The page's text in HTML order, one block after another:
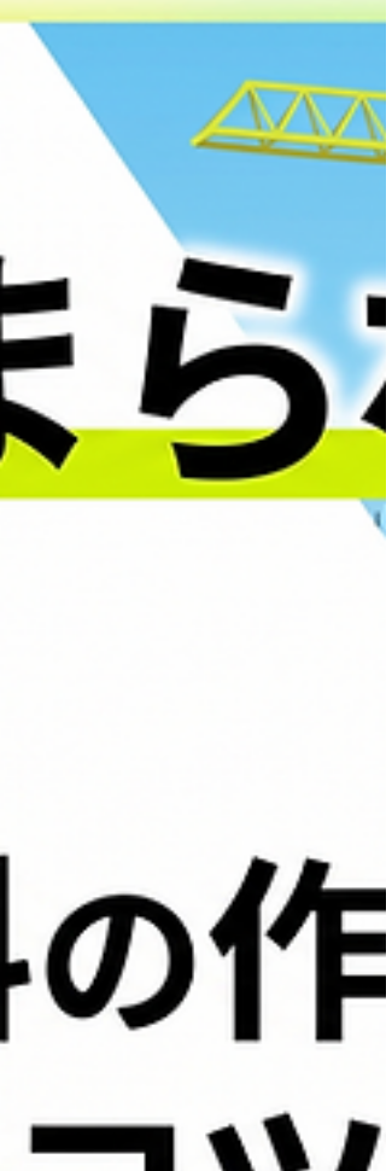
どうすればいいの？」 現場の安全を守り、
品質を保ち、工程を管理するだけでも大変
のに、 事務所に戻ってからの膨大な書類仕
事。疲弊してしまうのも当然ですよね。 で
も、安心してください。 現場監督が残業か
ら解放されるためには、 ちょっとした「業
務の整理」と「プロへの頼り方」を知るだ
で十分なのです。 この記事では、岩手県で
現役の総合建設会社を営む私たちが、 現場
監督の残業を劇的に減らすための具体策を
かりやすくお伝えします！ なぜ現場監督の
残業は減らないのか？泥臭い現場のリアル
残業を減らす対策を立てる前に、 まずは
「なぜこんなに残業が多いのか」構造的な
由を整理してみましょう。 1. 「日中は現
場、夕方から内勤」という二重構造 現場監
督の一日は、 現場での施工管理、写真撮
影、安全管理、職人さんや施主様との調整
埋まります。 つまり、施工管理にとって本